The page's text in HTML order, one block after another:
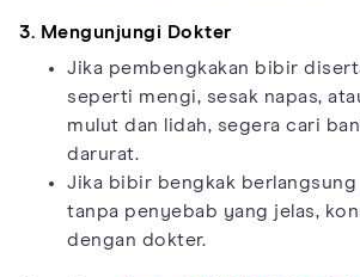
3. Mengunjungi Dokter
Jika pembengkakan bibir
seperti mengi, sesak napas,
mulut dan lidah, segera cari
darurat.
Jika bibir bengkak
tanpa penyebab yang jelas,
dengan dokter.